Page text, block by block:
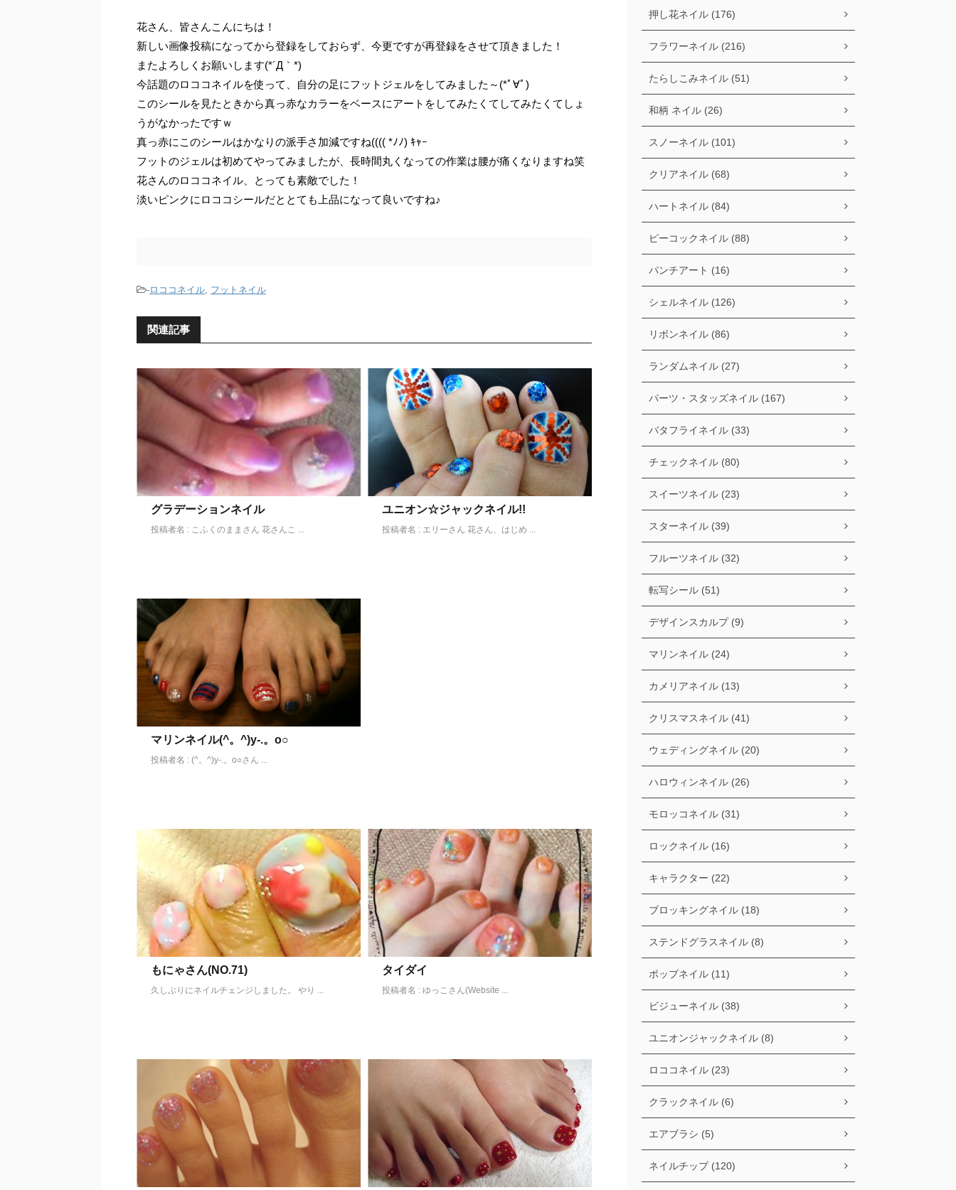
花さん、皆さんこんにちは！
新しい画像投稿になってから登録をしておらず、今更ですが再登録をさせて頂きました！
またよろしくお願いします(*´Д｀*)
今話題のロココネイルを使って、自分の足にフットジェルをしてみました～(*ﾟ∀ﾟ)
このシールを見たときから真っ赤なカラーをベースにアートをしてみたくてしてみたくてしょ
うがなかったですｗ
真っ赤にこのシールはかなりの派手さ加減ですね(((( *ﾉﾉ) ｷｬｰ
フットのジェルは初めてやってみましたが、長時間丸くなっての作業は腰が痛くなりますね笑
花さんのロココネイル、とっても素敵でした！
淡いピンクにロココシールだととても上品になって良いですね♪
-ロココネイル, フットネイル
関連記事
グラデーションネイル
投稿者名 : こふくのままさん 花さんこ ...
ユニオン☆ジャックネイル!!
投稿者名 : エリーさん 花さん、はじめ ...
マリンネイル(^。^)y-.。o○
投稿者名 : (^。^)y-.。o○さん ...
もにゃさん(NO.71)
久しぶりにネイルチェンジしました。 やり ...
タイダイ
投稿者名 : ゆっこさん(Website ...
押し花ネイル (176)
フラワーネイル (216)
たらしこみネイル (51)
和柄 ネイル (26)
スノーネイル (101)
クリアネイル (68)
ハートネイル (84)
ピーコックネイル (88)
パンチアート (16)
シェルネイル (126)
リボンネイル (86)
ランダムネイル (27)
パーツ・スタッズネイル (167)
バタフライネイル (33)
チェックネイル (80)
スイーツネイル (23)
スターネイル (39)
フルーツネイル (32)
転写シール (51)
デザインスカルプ (9)
マリンネイル (24)
カメリアネイル (13)
クリスマスネイル (41)
ウェディングネイル (20)
ハロウィンネイル (26)
モロッコネイル (31)
ロックネイル (16)
キャラクター (22)
ブロッキングネイル (18)
ステンドグラスネイル (8)
ポップネイル (11)
ビジューネイル (38)
ユニオンジャックネイル (8)
ロココネイル (23)
クラックネイル (6)
エアブラシ (5)
ネイルチップ (120)